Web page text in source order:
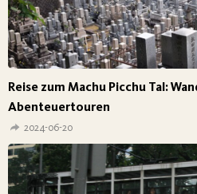
Reise zum Machu Picchu Tal:
Abenteuertouren
2024-06-20